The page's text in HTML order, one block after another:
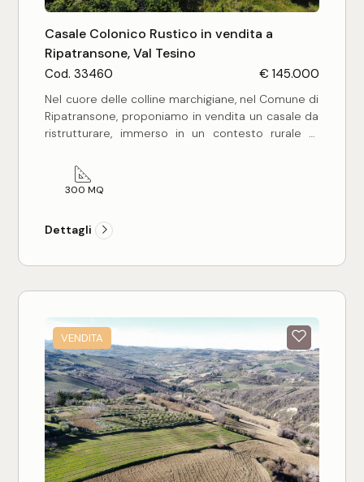
Casale Colonico Rustico in vendita a
Ripatransone, Val Tesino
Cod. 33460 € 145.000
Nel cuore delle colline marchigiane, nel Comune di
Ripatransone, proponiamo in vendita un casale da
ristrutturare, immerso in un contesto rurale di
L'immobile, completamente da ristrutturare in
tutte le sue parti, si trova in posizione dominante,
circostanti, tipici del paesaggio marchigiano.
La sua esposizione privilegiata garantisce luce
ideale per un progetto di recupero a fini abitativi,
circa mq 2000.
Il casale conserva il carattere autentico della
tradizione rurale marchigiana, con materiali
originali in pietra e mattoni che, se valorizzati,
possono restituire tutto il fascino di un tempo.
300 MQ
Dettagli
VENDITA